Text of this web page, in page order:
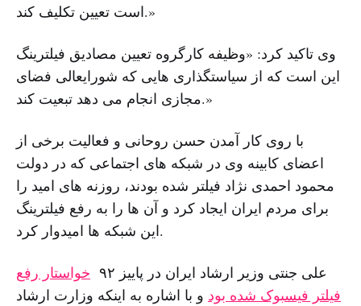
است تعیین تکلیف کند.»
وی تاکید کرد: «وظیفه کارگروه تعیین مصادیق فیلترینگ
این است که از سیاستگذاری هایی که شورایعالی فضای
مجازی انجام می دهد تبعیت کند.»
با روی کار آمدن حسن روحانی و فعالیت برخی از
اعضای کابینه وی در شبکه های اجتماعی که در دولت
محمود احمدی نژاد فیلتر شده بودند، روزنه های امید را
برای مردم ایران ایجاد کرد و آن ها را به رفع فیلترینگ
این شبکه ها امیدوار کرد.
علی جنتی وزیر ارشاد ایران در پاییز ۹۲
خواستار رفع
فیلتر فیسبوک شده بود و با اشاره به اینکه وزارت ارشاد